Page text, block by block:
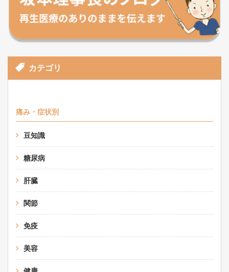
カテゴリ
痛み・症状別
豆知識
糖尿病
肝臓
関節
免疫
美容